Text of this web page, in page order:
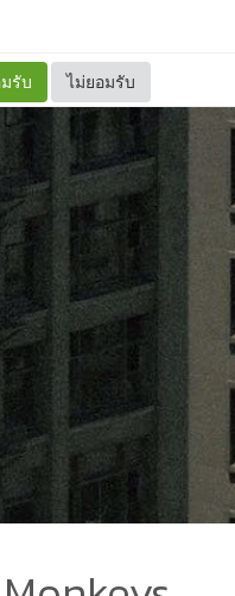
รับ ไม่ยอมรับ